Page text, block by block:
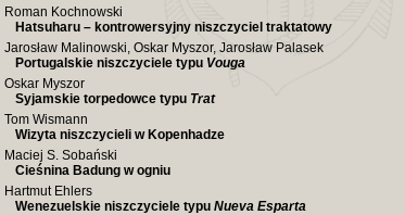
Roman Kochnowski
Hatsuharu – kontrowersyjny niszczyciel traktatowy
Jarosław Malinowski, Oskar Myszor, Jarosław Palasek
Portugalskie niszczyciele typu Vouga
Oskar Myszor
Syjamskie torpedowce typu Trat
Tom Wismann
Wizyta niszczycieli w Kopenhadze
Maciej S. Sobański
Cieśnina Badung w ogniu
Hartmut Ehlers
Wenezuelskie niszczyciele typu Nueva Esparta